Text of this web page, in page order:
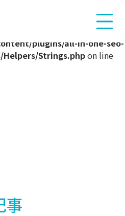
null to parameter #3
is deprecated in
plugins/all-in-one-seo-
Strings.phpon line
事